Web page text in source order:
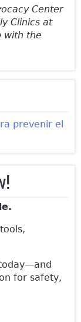
Center
Clinics at
with the
prevenir el
for safety,